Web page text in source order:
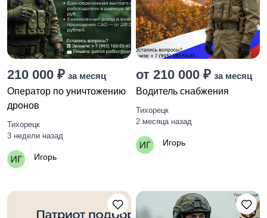
210 000 ₽ за месяц
Оператор по уничтожению
дронов
Тихорецк
3 недели назад
Игорь
от 210 000 ₽ за месяц
Водитель снабжения
Тихорецк
2 месяца назад
Игорь